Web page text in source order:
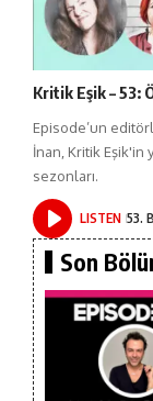
Kritik Eşik – 53:
Episode’un
İnan, Kritik Eşik'in
sezonları.
LISTEN 53.
Son